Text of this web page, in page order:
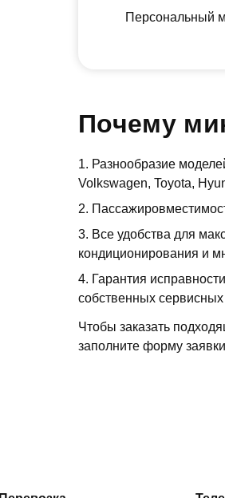
Персональный
Почему
Разнообразие
Volkswagen, Toyota,
Все удобства для
кондиционирования и
Гарантия
собственных
Чтобы заказать
заполните форму